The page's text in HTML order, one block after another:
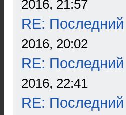
2016, 21:57
RE:
2016, 20:02
RE:
2016, 22:41
RE: